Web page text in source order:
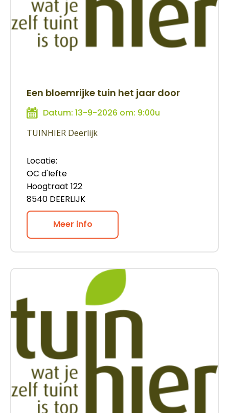
Een bloemrijke tuin het jaar door
Datum: 13-9-2026 om: 9:00u
TUINHIER Deerlijk
Locatie:
OC d'Iefte
Hoogtraat 122
8540 DEERLIJK
Meer info